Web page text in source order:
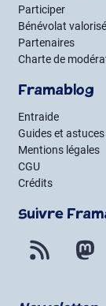
Participer
Bénévolat valorisé
Partenaires
Charte de
Framablog
Entraide
Guides et astuces
Mentions légales
CGU
Crédits
Suivre
Flux RSS